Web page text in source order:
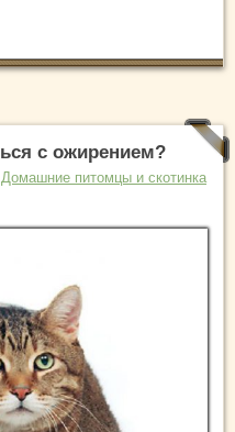
с ожирением?
Домашние питомцы и скотинка